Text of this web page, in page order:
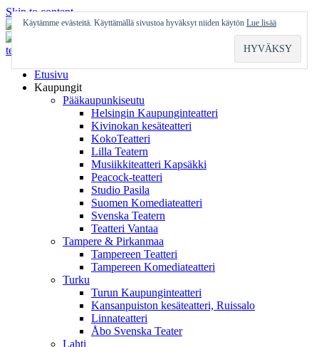
Skip to content
Etusivu
Kaupungit
Pääkaupunkiseutu
Helsingin Kaupunginteatteri
Kivinokan kesäteatteri
KokoTeatteri
Lilla Teatern
Musiikkiteatteri Kapsäkki
Peacock-teatteri
Studio Pasila
Suomen Komediateatteri
Svenska Teatern
Teatteri Vantaa
Tampere & Pirkanmaa
Tampereen Teatteri
Tampereen Komediateatteri
Turku
Turun Kaupunginteatteri
Kansanpuiston kesäteatteri, Ruissalo
Linnateatteri
Åbo Svenska Teater
Lahti
Käytämme evästeitä. Käyttämällä sivustoa hyväksyt niiden käytön Lue lisää